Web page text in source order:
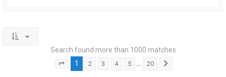
Search found more than 1000 matches
Page of 20
1 2 3 4 5 20